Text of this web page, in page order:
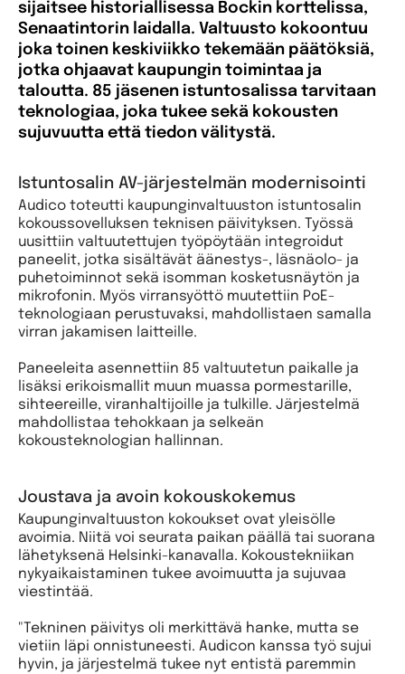
sijaitsee historiallisessa Bockin korttelissa,
Senaatintorin laidalla. Valtuusto kokoontuu
joka toinen keskiviikko tekemään päätöksiä,
jotka ohjaavat kaupungin toimintaa ja
taloutta. 85 jäsenen istuntosalissa tarvitaan
teknologiaa, joka tukee sekä kokousten
sujuvuutta että tiedon välitystä.
Istuntosalin AV-järjestelmän modernisointi
Audico toteutti kaupunginvaltuuston istuntosalin
kokoussovelluksen teknisen päivityksen. Työssä
uusittiin valtuutettujen työpöytään integroidut
paneelit, jotka sisältävät äänestys-, läsnäolo- ja
puhetoiminnot sekä isomman kosketusnäytön ja
mikrofonin. Myös virransyöttö muutettiin PoE-
teknologiaan perustuvaksi, mahdollistaen samalla
virran jakamisen laitteille.
Paneeleita asennettiin 85 valtuutetun paikalle ja
lisäksi erikoismallit muun muassa pormestarille,
sihteereille, viranhaltijoille ja tulkille. Järjestelmä
mahdollistaa tehokkaan ja selkeän
kokousteknologian hallinnan.
Joustava ja avoin kokouskokemus
Kaupunginvaltuuston kokoukset ovat yleisölle
avoimia. Niitä voi seurata paikan päällä tai suorana
lähetyksenä Helsinki-kanavalla. Kokoustekniikan
nykyaikaistaminen tukee avoimuutta ja sujuvaa
viestintää.
"Tekninen päivitys oli merkittävä hanke, mutta se
vietiin läpi onnistuneesti. Audicon kanssa työ sujui
hyvin, ja järjestelmä tukee nyt entistä paremmin